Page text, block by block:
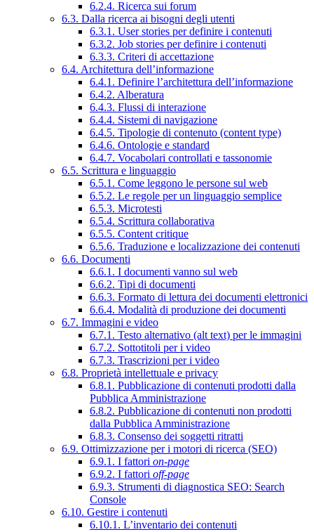
6.2.4. Ricerca sui forum
6.3. Dalla ricerca ai bisogni degli utenti
6.3.1. User stories per definire i contenuti
6.3.2. Job stories per definire i contenuti
6.3.3. Criteri di accettazione
6.4. Architettura dell’informazione
6.4.1. Definire l’architettura dell’informazione
6.4.2. Alberatura
6.4.3. Flussi di interazione
6.4.4. Sistemi di navigazione
6.4.5. Tipologie di contenuto (content type)
6.4.6. Ontologie e standard
6.4.7. Vocabolari controllati e tassonomie
6.5. Scrittura e linguaggio
6.5.1. Come leggono le persone sul web
6.5.2. Le regole per un linguaggio semplice
6.5.3. Microtesti
6.5.4. Scrittura collaborativa
6.5.5. Content critique
6.5.6. Traduzione e localizzazione dei contenuti
6.6. Documenti
6.6.1. I documenti vanno sul web
6.6.2. Tipi di documenti
6.6.3. Formato di lettura dei documenti elettronici
6.6.4. Modalità di produzione dei documenti
6.7. Immagini e video
6.7.1. Testo alternativo (alt text) per le immagini
6.7.2. Sottotitoli per i video
6.7.3. Trascrizioni per i video
6.8. Proprietà intellettuale e privacy
6.8.1. Pubblicazione di contenuti prodotti dalla
Pubblica Amministrazione
6.8.2. Pubblicazione di contenuti non prodotti
dalla Pubblica Amministrazione
6.8.3. Consenso dei soggetti ritratti
6.9. Ottimizzazione per i motori di ricerca (SEO)
6.9.1. I fattori on-page
6.9.2. I fattori off-page
6.9.3. Strumenti di diagnostica SEO: Search
Console
6.10. Gestire i contenuti
6.10.1. L’inventario dei contenuti